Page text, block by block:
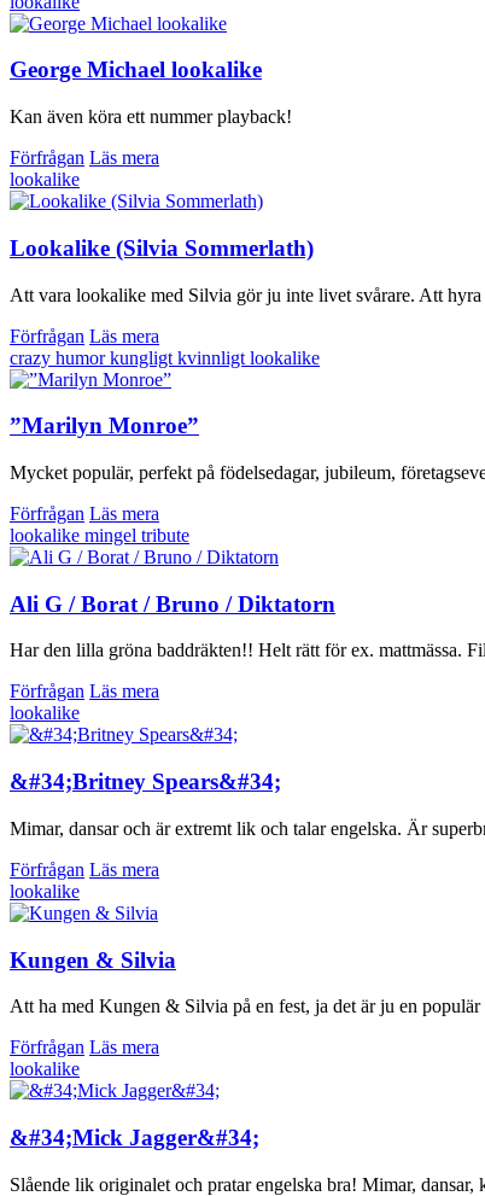
George Michael lookalike
Kan även köra ett nummer playback!
Förfrågan Läs mera
lookalike
Lookalike (Silvia Sommerlath)
Att vara lookalike med Silvia gör ju inte livet svårare. Att
Förfrågan Läs mera
crazy humorkungligt kvinnligt lookalike
”Marilyn Monroe”
Mycket populär, perfekt på födelsedagar, jubileum,
Förfrågan Läs mera
lookalike mingel tribute
Ali G / Borat / Bruno / Diktatorn
Har den lilla gröna baddräkten!! Helt rätt för ex. mattmässa.
Förfrågan Läs mera
lookalike
&#34;Britney Spears&#34;
Mimar, dansar och är extremt lik och talar engelska. Är
Förfrågan Läs mera
lookalike
Kungen & Silvia
Att ha med Kungen & Silvia på en fest, ja det är ju en
Förfrågan Läs mera
lookalike
&#34;Mick Jagger&#34;
Slående lik originalet och pratar engelska bra! Mimar,